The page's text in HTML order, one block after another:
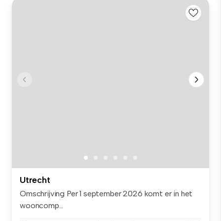
Utrecht
Omschrijving Per 1 september 2026 komt er in het
wooncomp...